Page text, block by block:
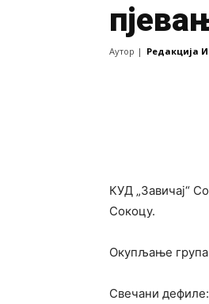
Аутор | Редакција
КУД „Завичај“
Сокоцу.
Окупљање
Свечани